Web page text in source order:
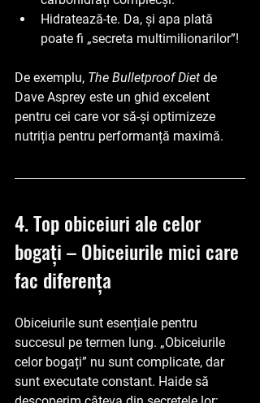
Hidratează-te. Da, și apa plată
poate fi „secreta multimilionarilor”!
De exemplu, The Bulletproof Diet de
Dave Asprey este un ghid excelent
pentru cei care vor să-și optimizeze
nutriția pentru performanță maximă.
4. Top obiceiuri ale celor
bogați – Obiceiurile mici care
fac diferența
Obiceiurile sunt esențiale pentru
succesul pe termen lung. „Obiceiurile
celor bogați” nu sunt complicate, dar
sunt executate constant. Haide să